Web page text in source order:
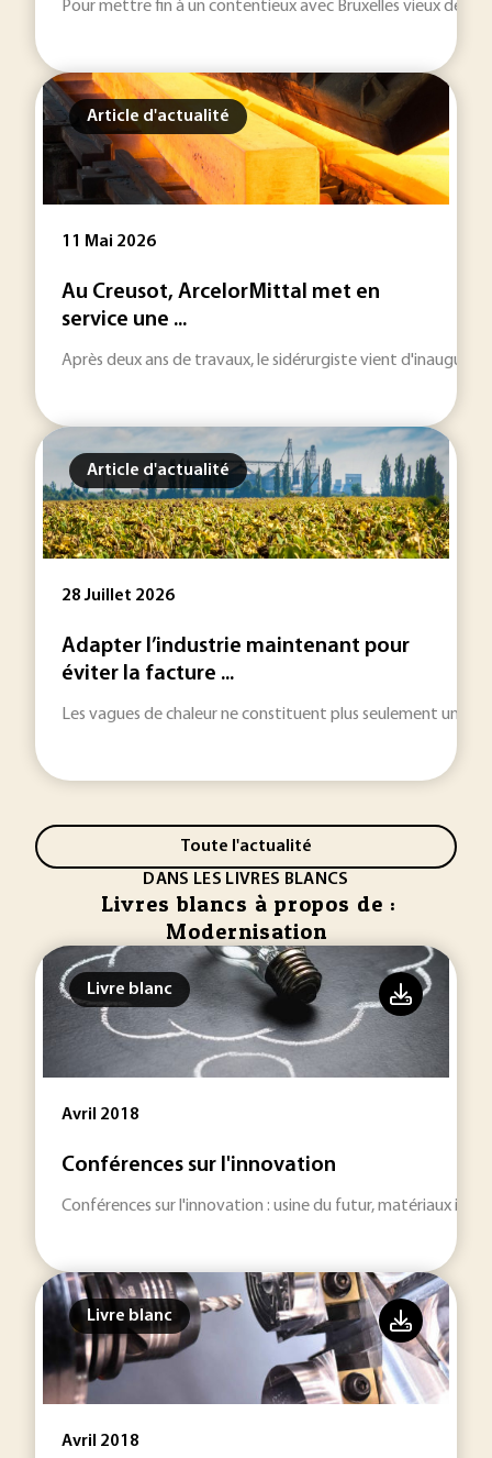
Pour mettre fin à un contentieux avec Bruxelles vieux de
Article d'actualité
11 Mai 2026
Au Creusot, ArcelorMittal met en
service une ...
Après deux ans de travaux, le sidérurgiste vient
Article d'actualité
28 Juillet 2026
Adapter l’industrie maintenant pour
éviter la facture ...
Les vagues de chaleur ne constituent plus seulement une
Toute l'actualité
DANS LES LIVRES BLANCS
Livres blancs à propos de :
Modernisation
Livre blanc
Avril 2018
Conférences sur l'innovation
Conférences sur l'innovation : usine du futur, matériaux
Livre blanc
Avril 2018